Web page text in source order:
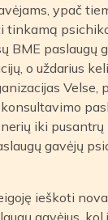
ypač
tinkamą
BME paslaugų
o uždarius
Velse,
iki
gavėjų
ieškoti
gavėjus, kol